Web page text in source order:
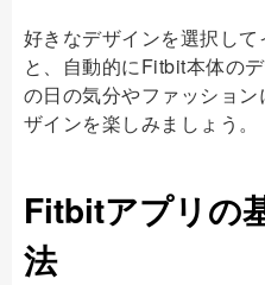
好きなデザインを選択し
と、自動的にFitbit本体の
の日の気分やファッショ
ザインを楽しみましょう。
Fitbitアプリの
法